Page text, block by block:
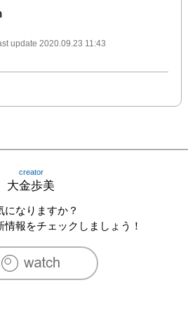
update 2020.09.23 11:43
creator
大金歩美
になりますか？
報をチェックしましょう！